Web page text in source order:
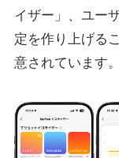
イザー」、ユー
定を作り上げる
意されています。